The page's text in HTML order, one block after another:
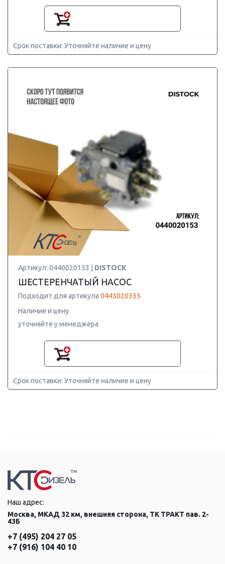
Срок поставки: Уточняйте наличие и цену
Артикул: 0440020153 | DISTOCK
ШЕСТЕРЕНЧАТЫЙ НАСОС
Подходит для артикула 0445020335
Наличие и цену
уточняйте у менеджера
Срок поставки: Уточняйте наличие и цену
Наш адрес:
Москва, МКАД 32 км, внешняя сторона, ТК ТРАКТ пав. 2-
43Б
+7 (495) 204 27 05
+7 (916) 104 40 10